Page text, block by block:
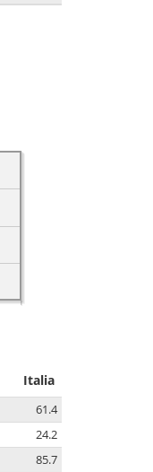
Italia
61.4
24.2
85.7